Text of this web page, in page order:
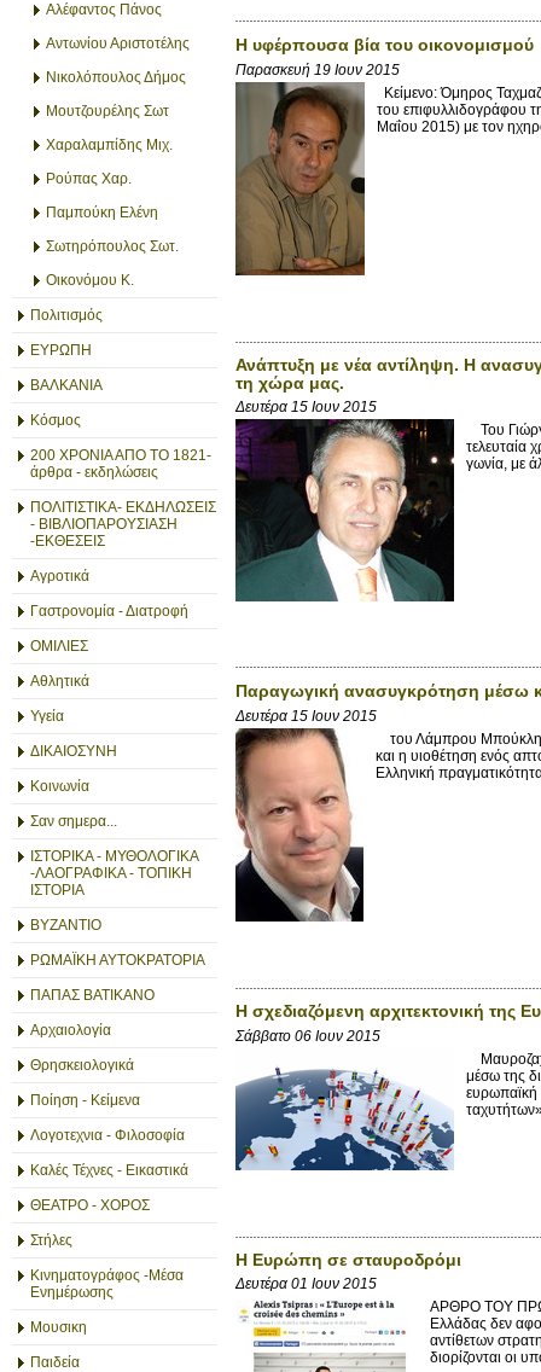
Αλέφαντος Πάνος
Αντωνίου Αριστοτέλης
Νικολόπουλος Δήμος
Μουτζουρέλης Σωτ
Χαραλαμπίδης Μιχ.
Ρούπας Χαρ.
Παμπούκη Ελένη
Σωτηρόπουλος Σωτ.
Οικονόμου Κ.
Πολιτισμός
ΕΥΡΩΠΗ
ΒΑΛΚΑΝΙΑ
Κόσμος
200 ΧΡΟΝΙΑ ΑΠΟ ΤΟ 1821-
άρθρα - εκδηλώσεις
ΠΟΛΙΤΙΣΤΙΚΑ- ΕΚΔΗΛΩΣΕΙΣ
- ΒΙΒΛΙΟΠΑΡΟΥΣΙΑΣΗ
-ΕΚΘΕΣΕΙΣ
Αγροτικά
Γαστρονομία - Διατροφή
ΟΜΙΛΙΕΣ
Αθλητικά
Υγεία
ΔΙΚΑΙΟΣΥΝΗ
Κοινωνία
Σαν σημερα...
ΙΣΤΟΡΙΚΑ - ΜΥΘΟΛΟΓΙΚΑ
-ΛΑΟΓΡΑΦΙΚΑ - ΤΟΠΙΚΗ
ΙΣΤΟΡΙΑ
ΒΥΖΑΝΤΙΟ
ΡΩΜΑΪΚΗ ΑΥΤΟΚΡΑΤΟΡΙΑ
ΠΑΠΑΣ ΒΑΤΙΚΑΝΟ
Αρχαιολογία
Θρησκειολογικά
Ποίηση - Κείμενα
Λογοτεχνια - Φιλοσοφία
Καλές Τέχνες - Εικαστικά
ΘΕΑΤΡΟ - ΧΟΡΟΣ
Στήλες
Κινηματογράφος -Μέσα
Ενημέρωσης
Μουσικη
Παιδεία
Η υφέρπουσα βία του οικονομισμού
Παρασκευή 19 Ιουν 2015
Κείμενο: Όμηρος
του επιφυλλιδογράφου
Μαΐου 2015) με τον
Ανάπτυξη με νέα αντίληψη. Η
τη χώρα μας.
Δευτέρα 15 Ιουν 2015
Του
τελευταία
γωνία, με
Παραγωγική ανασυγκρότηση μέσω
Δευτέρα 15 Ιουν 2015
του Λάμπρου Μπούκλη
και η υιοθέτηση ενός
Ελληνική
Η σχεδιαζόμενη αρχιτεκτονική της
Σάββατο 06 Ιουν 2015
μέσω της
ευρωπαϊκή
Η Ευρώπη σε σταυροδρόμι
Δευτέρα 01 Ιουν 2015
ΑΡΘΡΟ ΤΟΥ
Ελλάδας δεν
αντίθετων
διορίζονται οι